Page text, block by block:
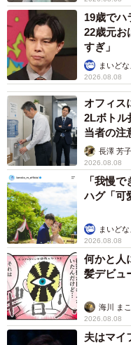
19歳でハ
22歳元お
すぎ」
まいど
2026.08.08
オフィス
2Lボトル
当者の注
説】長澤 芳子
2026.08.08
「我慢
ハグ「可
まいど
2026.08.08
何かと人
髪デビュ
海川 ま
2026.08.08
夫はマイ